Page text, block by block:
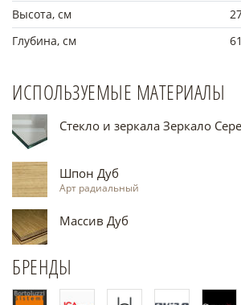
Высота, см
Глубина, см
61
ИСПОЛЬЗУЕМЫЕ МАТЕРИАЛЫ
Стекло и зеркала Зеркало
Шпон Дуб
Арт радиальный
Массив Дуб
БРЕНДЫ